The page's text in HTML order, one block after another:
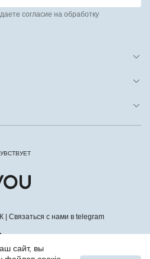
согласие на обработку
| Связаться с нами в telegram
сайт, вы